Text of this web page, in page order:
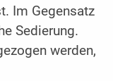
Im Gegensatz
Sedierung.
werden,